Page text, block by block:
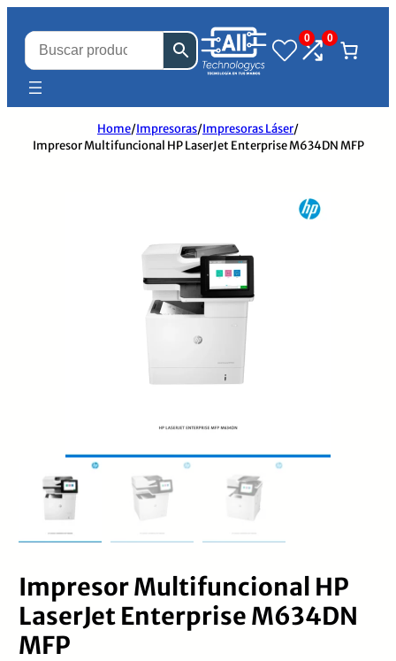
0 0
Home/Impresoras/Impresoras Láser/
Impresor Multifuncional HP LaserJet Enterprise M634DN MFP
Impresor Multifuncional HP
LaserJet Enterprise M634DN
MFP